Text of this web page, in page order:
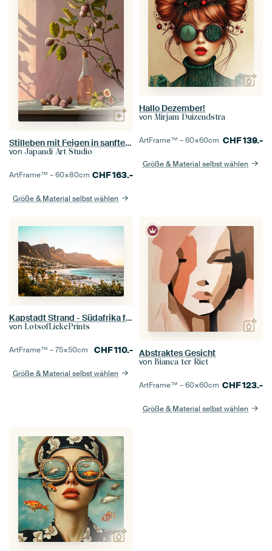
Stilleben mit Feigen in sanften Farben
von Japandi Art Studio
ArtFrame™ –60×80cm CHF163.-
Größe & Material selbst wählen
Hallo Dezember!
von Mirjam Duizendstra
ArtFrame™ –60×60cm CHF139.-
Größe & Material selbst wählen
Kapstadt Strand - Südafrika farbenfroher Sonnenaufgang Fotodruck - Reisefotografie
von LotsofLiekePrints
ArtFrame™ –75×50cm CHF110.-
Größe & Material selbst wählen
Abstraktes Gesicht
von Bianca ter Riet
ArtFrame™ –60×60cm CHF123.-
Größe & Material selbst wählen